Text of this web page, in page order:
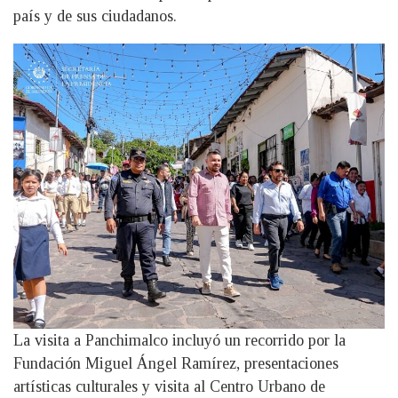
país y de sus ciudadanos.
La visita a Panchimalco incluyó un recorrido por la
Fundación Miguel Ángel Ramírez, presentaciones
artísticas culturales y visita al Centro Urbano de